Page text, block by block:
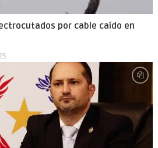
por cable caído en